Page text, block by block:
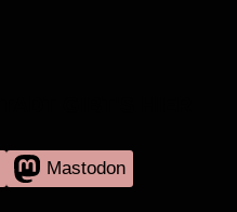
Mastodon